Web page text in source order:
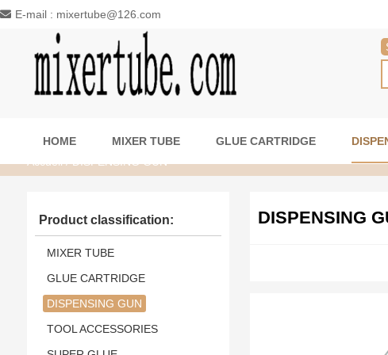
E-mail : mixertube@126.com
HOME MIXER TUBE GLUE CARTRIDGE
Accueil/ DISPENSING GUN
DISPENSING
Product classification:
MIXER TUBE
GLUE CARTRIDGE
DISPENSING GUN
TOOL ACCESSORIES